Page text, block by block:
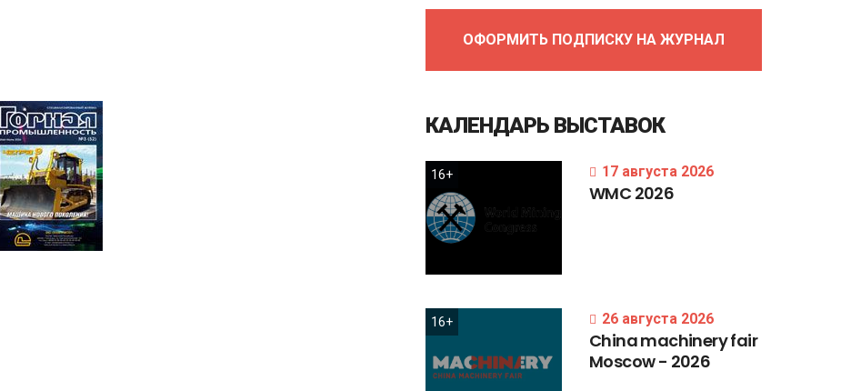
ОФОРМИТЬ ПОДПИСКУ НА ЖУРНАЛ
КАЛЕНДАРЬ ВЫСТАВОК
16+ 17 августа 2026
WMC 2026
16+ 26 августа 2026
Chinamachineryfair
Moscow- 2026